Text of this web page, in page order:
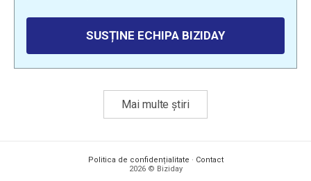
SUSȚINE ECHIPA BIZIDAY
Mai multe știri
Politica de confidențialitate · Contact
2026 © Biziday